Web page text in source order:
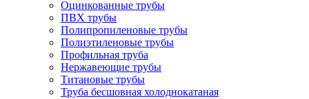
Оцинкованные трубы
ПВХ трубы
Полипропиленовые трубы
Полиэтиленовые трубы
Профильная труба
Нержавеющие трубы
Титановые трубы
Труба бесшовная холоднокатаная